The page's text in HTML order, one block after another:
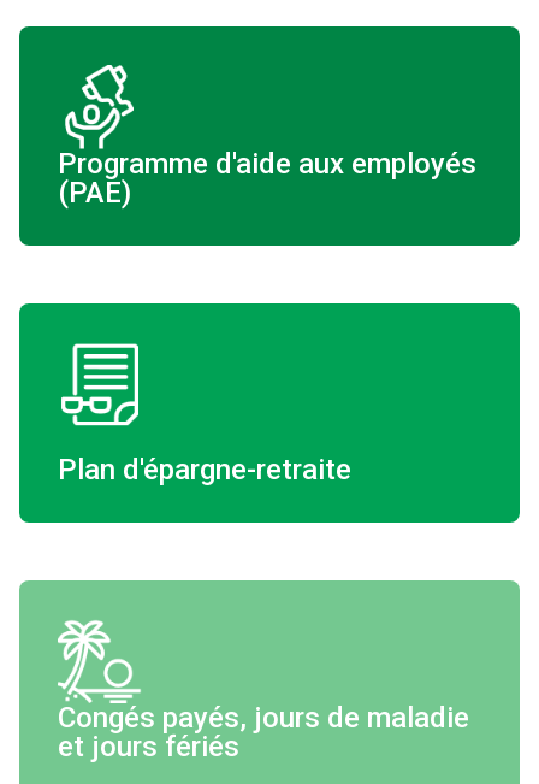
Programme d'aide aux employés
(PAE)
Plan d'épargne-retraite
Congés payés, jours de maladie
et jours fériés